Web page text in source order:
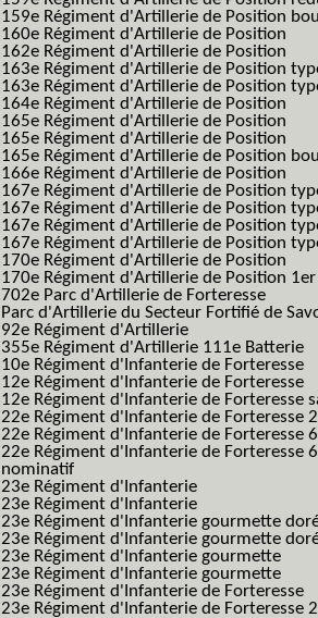
159e Régiment d'Artillerie de Position
160e Régiment d'Artillerie de Position
162e Régiment d'Artillerie de Position
163e Régiment d'Artillerie de Position
163e Régiment d'Artillerie de Position
164e Régiment d'Artillerie de Position
165e Régiment d'Artillerie de Position
165e Régiment d'Artillerie de Position
165e Régiment d'Artillerie de Position
166e Régiment d'Artillerie de Position
167e Régiment d'Artillerie de Position
167e Régiment d'Artillerie de Position
167e Régiment d'Artillerie de Position
167e Régiment d'Artillerie de Position
170e Régiment d'Artillerie de Position
170e Régiment d'Artillerie de Position
702e Parc d'Artillerie de Forteresse
Parc d'Artillerie du Secteur Fortifié de
92e Régiment d'Artillerie
355e Régiment d'Artillerie 111e Batterie
10e Régiment d'Infanterie de Forteresse
12e Régiment d'Infanterie de Forteresse
12e Régiment d'Infanterie de Forteresse
22e Régiment d'Infanterie de Forteresse
22e Régiment d'Infanterie de Forteresse
22e Régiment d'Infanterie de Forteresse
nominatif
23e Régiment d'Infanterie
23e Régiment d'Infanterie
23e Régiment d'Infanterie gourmette
23e Régiment d'Infanterie gourmette
23e Régiment d'Infanterie gourmette
23e Régiment d'Infanterie gourmette
23e Régiment d'Infanterie de Forteresse
23e Régiment d'Infanterie de Forteresse